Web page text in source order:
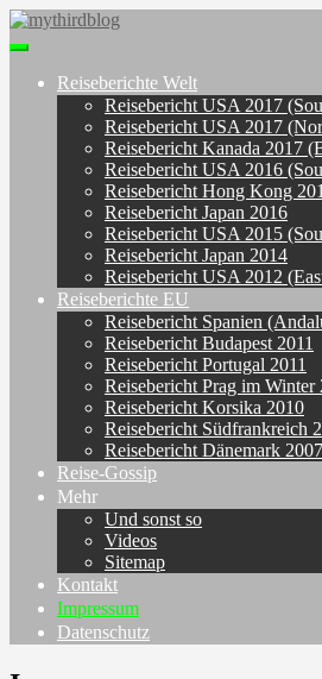
Skip
to
content
Toggle
navigationReiseberichte Welt
Reisebericht USA 2017
Reisebericht USA 2017
Reisebericht Kanada 2017
Reisebericht USA 2016
Reisebericht Hong Kong
Reisebericht Japan 2016
Reisebericht USA 2015
Reisebericht Japan 2014
Reisebericht USA 2012
Reiseberichte EU
Reisebericht Spanien
Reisebericht Budapest 2011
Reisebericht Portugal 2011
Reisebericht Prag im Winter
Reisebericht Korsika 2010
Reisebericht Südfrankreich
Reisebericht Dänemark 2007
Reise-Gossip
Mehr
Und sonst so
Videos
Sitemap
Kontakt
Impressum
Datenschutz